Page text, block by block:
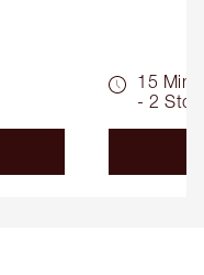
15 Min.
- 2 Std.